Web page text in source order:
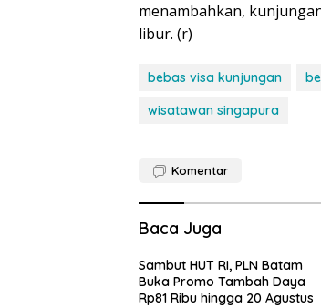
menambahkan,
libur. (r)
bebas visa kunjungan
wisatawan singapura
Komentar
Baca Juga
Sambut HUT RI, PLN Batam
Buka Promo Tambah Daya
Rp81 Ribu hingga 20 Agustus